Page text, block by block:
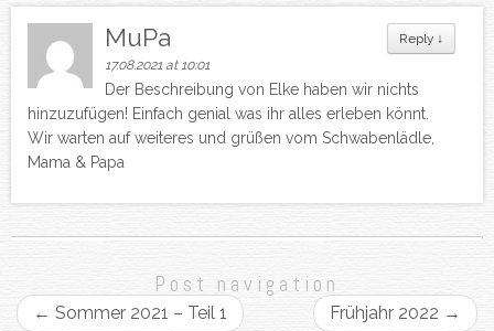
Reply ↓
MuPa
17.08.2021 at 10:01
Der Beschreibung von Elke haben wir nichts
hinzuzufügen! Einfach genial was ihr alles erleben könnt.
Wir warten auf weiteres und grüßen vom Schwabenlädle,
Mama & Papa
Post navigation
← Sommer 2021 – Teil 1 Frühjahr 2022 →